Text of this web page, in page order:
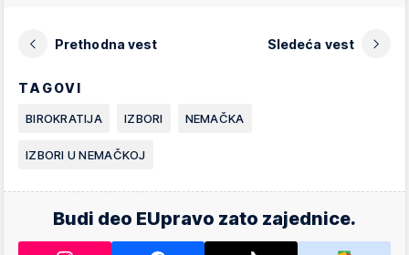
Prethodna vest Sledeća vest
TAGOVI
BIROKRATIJA IZBORI NEMAČKA
IZBORI U NEMAČKOJ
Budi deo EUpravo zato zajednice.